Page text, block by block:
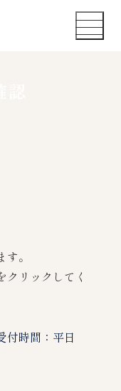
。
リックしてく
付時間：平日